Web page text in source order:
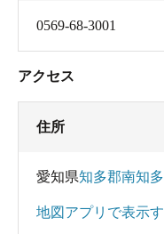
0569-68-3001
アクセス
住所
愛知県知多郡南知
地図アプリで表示